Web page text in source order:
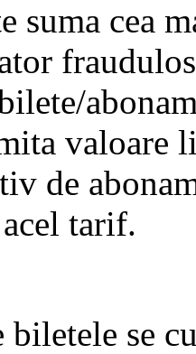
suma cea
valoare
de
tarif.
biletele se